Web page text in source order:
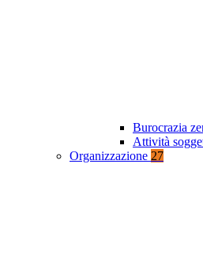
Burocrazia
Attività
Organizzazione 27